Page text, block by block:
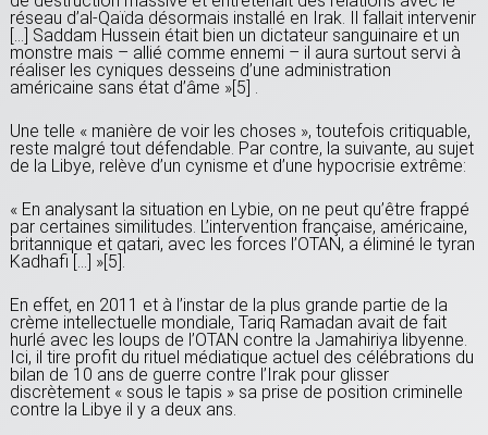
réseau d’al-Qaïda désormais installé en Irak. Il fallait intervenir
[…] Saddam Hussein était bien un dictateur sanguinaire et un
monstre mais – allié comme ennemi – il aura surtout servi à
réaliser les cyniques desseins d’une administration
américaine sans état d’âme »[5] .
Une telle « manière de voir les choses », toutefois critiquable,
reste malgré tout défendable. Par contre, la suivante, au sujet
de la Libye, relève d’un cynisme et d’une hypocrisie extrême:
« En analysant la situation en Lybie, on ne peut qu’être frappé
par certaines similitudes. L’intervention française, américaine,
britannique et qatari, avec les forces l’OTAN, a éliminé le tyran
Kadhafi […] »[5].
En effet, en 2011 et à l’instar de la plus grande partie de la
crème intellectuelle mondiale, Tariq Ramadan avait de fait
hurlé avec les loups de l’OTAN contre la Jamahiriya libyenne.
Ici, il tire profit du rituel médiatique actuel des célébrations du
bilan de 10 ans de guerre contre l’Irak pour glisser
discrètement « sous le tapis » sa prise de position criminelle
contre la Libye il y a deux ans.